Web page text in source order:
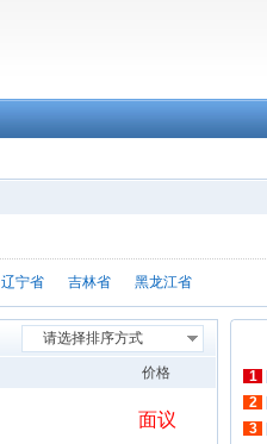
辽宁省 吉林省 黑龙江省
请选择排序方式
价格
面议
1
2
3